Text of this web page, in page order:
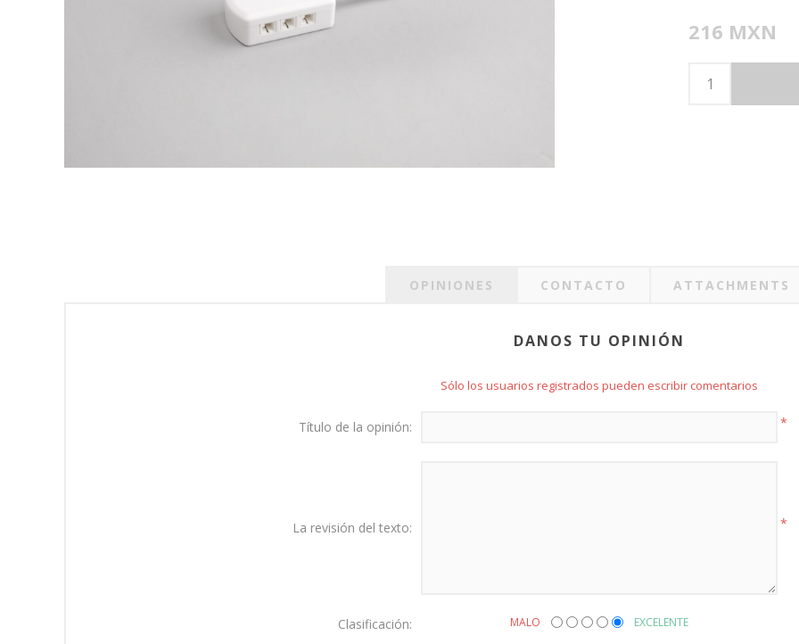
216 MXN
OPINIONES CONTACTO ATTACHMENTS
DANOS TU OPINIÓN
Sólo los usuarios registrados pueden escribir comentarios
Título de la opinión: *
La revisión del texto: *
Clasificación: MALO EXCELENTE